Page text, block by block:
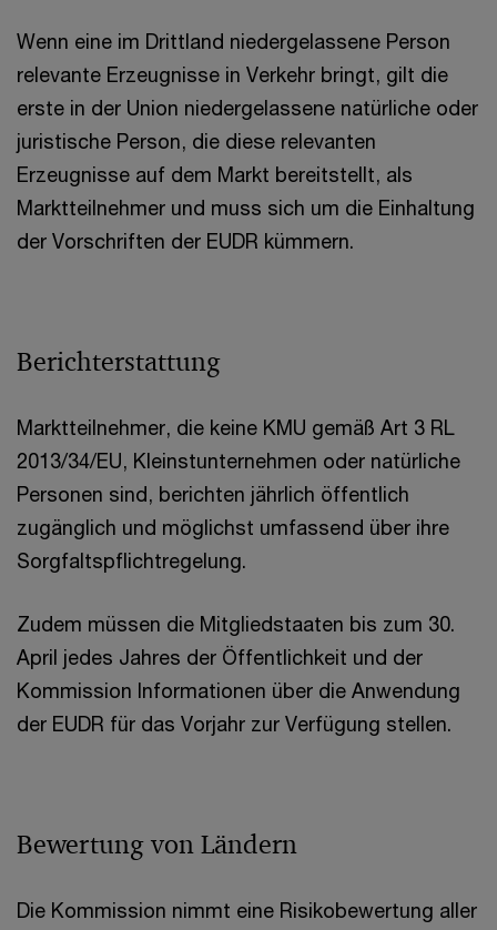
Wenn eine im Drittland niedergelassene Person
relevante Erzeugnisse in Verkehr bringt, gilt die
erste in der Union niedergelassene natürliche oder
juristische Person, die diese relevanten
Erzeugnisse auf dem Markt bereitstellt, als
Marktteilnehmer und muss sich um die Einhaltung
der Vorschriften der EUDR kümmern.
Berichterstattung
Marktteilnehmer, die keine KMU gemäß Art 3 RL
2013/34/EU, Kleinstunternehmen oder natürliche
Personen sind, berichten jährlich öffentlich
zugänglich und möglichst umfassend über ihre
Sorgfaltspflichtregelung.
Zudem müssen die Mitgliedstaaten bis zum 30.
April jedes Jahres der Öffentlichkeit und der
Kommission Informationen über die Anwendung
der EUDR für das Vorjahr zur Verfügung stellen.
Bewertung von Ländern
Die Kommission nimmt eine Risikobewertung aller